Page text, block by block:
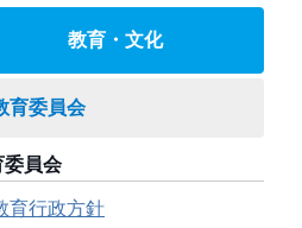
教育・文化
育委員会
委員会
育行政方針